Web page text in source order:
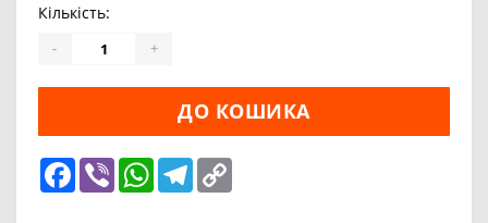
Кількість:
- +
ДО КОШИКА
Facebook
Viber WhatsApp
Telegram